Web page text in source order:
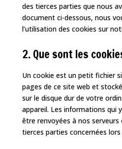
des tierces parties que nous
document ci-dessous, nous
l’utilisation des cookies sur
2. Que sont les
Un cookie est un petit fichier
pages de ce site web et
sur le disque dur de votre
appareil. Les informations qui
être renvoyées à nos serveurs
tierces parties concernées lors